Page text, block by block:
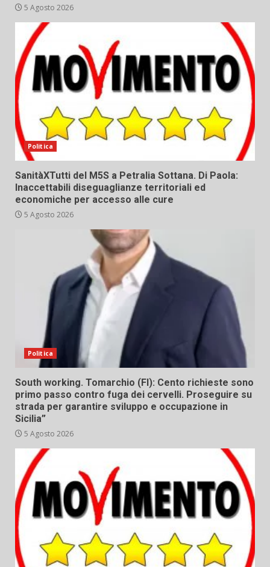
5 Agosto 2026
Politica
SanitàXTutti del M5S a Petralia Sottana. Di Paola:
Inaccettabili diseguaglianze territoriali ed
economiche per accesso alle cure
5 Agosto 2026
Politica
South working. Tomarchio (FI): Cento richieste sono
primo passo contro fuga dei cervelli. Proseguire su
strada per garantire sviluppo e occupazione in
Sicilia”
5 Agosto 2026